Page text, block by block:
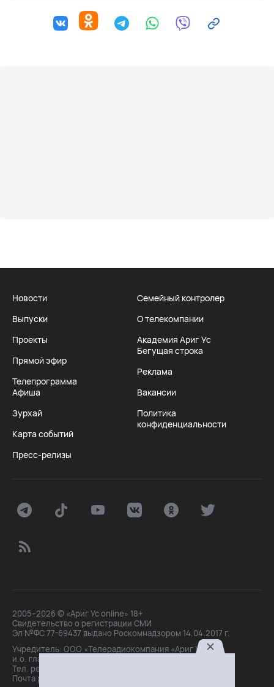
Новости
Выпуски
Проекты
Прямой эфир
Телепрограмма
Афиша
Зурхай
Карта событий
Пресс-релизы
Семейный контролер
О телекомпании
Академия Ариг Ус
Бегущая строка
Реклама
Вакансии
Политика
конфиденциальности
2005–2026 © «Ариг Ус online» 18+
Свидетельство о регистрации СМИ
Эл №ФС 77-69437 выдано Роскомнадзором 14.04.2017 г.
Учредитель: ООО «Телерадиокомпания «Ариг Ус»,
и.о. главного редактора: Маханова О.Б.
Тел. peдakции: +7(3012)21-30-14,
Почта peдakции: editor@arigus.tv